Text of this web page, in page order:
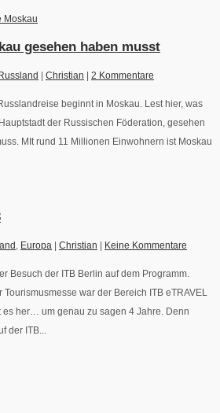
gesehen haben musst
Russland Christian 2 Kommentare
beginnt in Moskau. Lest hier, was
der Russischen Föderation, gesehen
MIt rund 11 Millionen Einwohnern ist Moskau
, Europa Christian Keine Kommentare
Besuch der ITB Berlin auf dem Programm.
Tourismusmesse war der Bereich ITB eTRAVEL
es her… um genau zu sagen 4 Jahre. Denn
der ITB...